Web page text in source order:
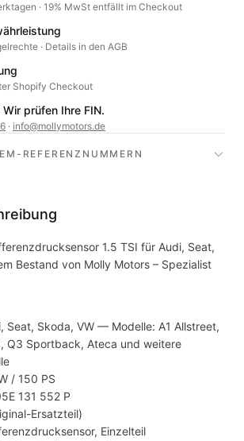
· 19% MwSt entfällt im Checkout
· Details in den AGB
Shopify Checkout
prüfen Ihre FIN.
· info@mollymotors.de
REFERENZNUMMERN
1.5 TSI für Audi, Seat,
Bestand von Molly Motors – Spezialist
Seat, Skoda, VW — Modelle: A1 Allstreet,
Q3 Sportback, Ateca und weitere
/ 150 PS
131 552 P
Ersatzteil)
Einzelteil